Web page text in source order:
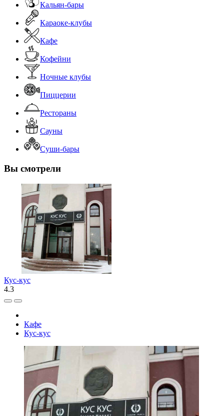
Кальян-бары
Караоке-клубы
Кафе
Кофейни
Ночные клубы
Пиццерии
Рестораны
Сауны
Суши-бары
Вы смотрели
Кус-кус
4.3
Кафе
Кус-кус